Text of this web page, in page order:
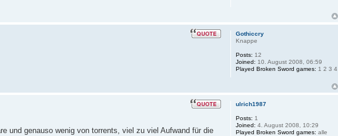
Gothiccry
Knappe
Posts: 12
Joined: 10. August 2008, 06:59
Played Broken Sword games: 1 2 3 4
und genauso wenig von torrents, viel zu viel Aufwand für die
ulrich1987
Posts: 1
Joined: 4. August 2008, 10:29
Played Broken Sword games: alle